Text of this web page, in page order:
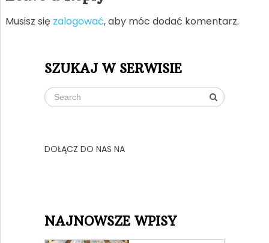
Musisz się zalogować, aby móc dodać komentarz.
SZUKAJ W SERWISIE
DOŁĄCZ DO NAS NA
NAJNOWSZE WPISY